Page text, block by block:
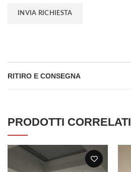
RITIRO E CONSEGNA
PRODOTTI CORRELATI